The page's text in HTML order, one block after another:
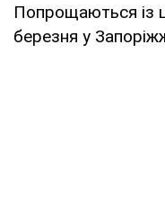
Попрощаються із
березня у